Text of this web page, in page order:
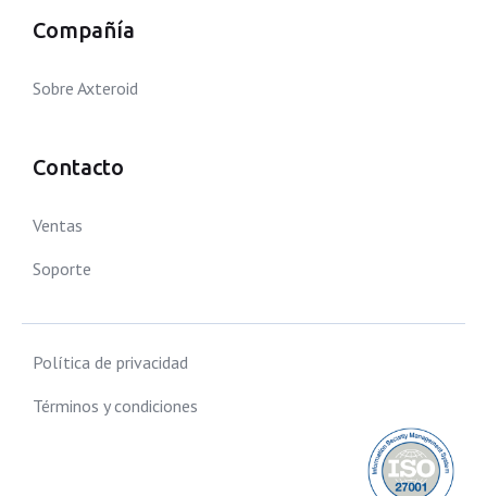
Compañía
Sobre Axteroid
Contacto
Ventas
Soporte
Política de privacidad
Términos y condiciones